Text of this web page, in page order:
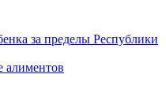
за пределы Республики
алиментов